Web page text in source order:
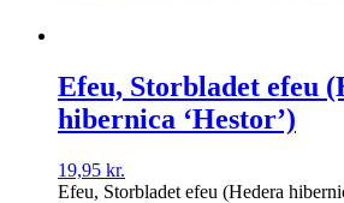
Efeu, Storbladet efeu
hibernica ‘Hestor’)
19,95 kr.
Efeu, Storbladet efeu (Hedera